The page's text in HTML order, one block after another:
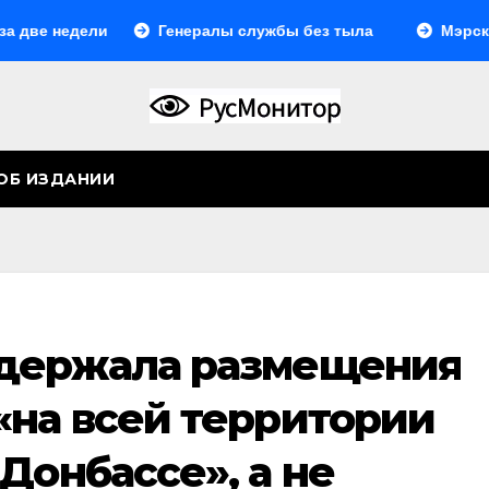
недели Генералы службы без тыла Мэрская
ИЗДАНИИ
размещения
всей территории
а не